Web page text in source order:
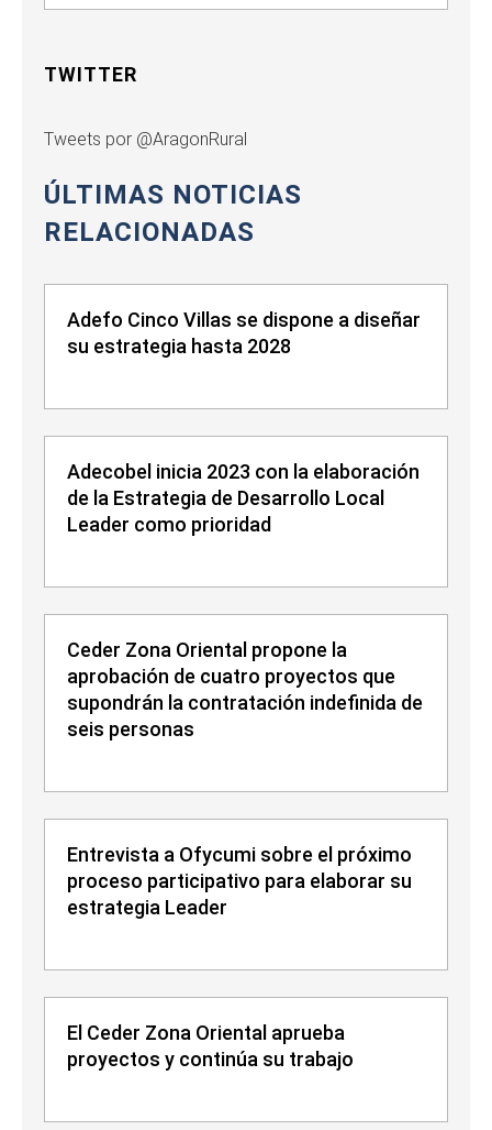
TWITTER
Tweets por @AragonRural
ÚLTIMAS NOTICIAS
RELACIONADAS
Adefo Cinco Villas se dispone a diseñar
su estrategia hasta 2028
Adecobel inicia 2023 con la elaboración
de la Estrategia de Desarrollo Local
Leader como prioridad
Ceder Zona Oriental propone la
aprobación de cuatro proyectos que
supondrán la contratación indefinida de
seis personas
Entrevista a Ofycumi sobre el próximo
proceso participativo para elaborar su
estrategia Leader
El Ceder Zona Oriental aprueba
proyectos y continúa su trabajo